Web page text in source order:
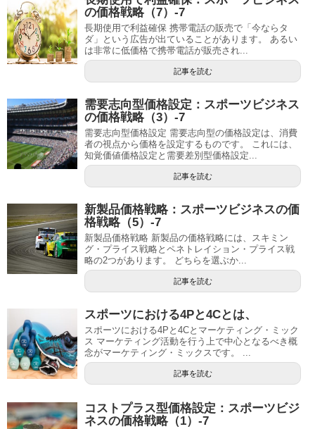
の価格戦略（7）-7
長期使用で利益確保 携帯電話の販売で「今ならタ
ダ」という広告が出ていることがあります。 あるい
は非常に低価格で携帯電話が販売され...
記事を読む
需要志向型価格設定：スポーツビジネス
の価格戦略（3）-7
需要志向型価格設定 需要志向型の価格設定は、消費
者の視点から価格を設定するものです。 これには、
知覚価値価格設定と需要差別型価格設定...
記事を読む
新製品価格戦略：スポーツビジネスの価
格戦略（5）-7
新製品価格戦略 新製品の価格戦略には、スキミン
グ・プライス戦略とペネトレイション・プライス戦
略の2つがあります。 どちらを選ぶか...
記事を読む
スポーツにおける4Pと4Cとは、
スポーツにおける4Pと4Cとマーケティング・ミック
ス マーケティング活動を行う上で中心となるべき概
念がマーケティング・ミックスです。 ...
記事を読む
コストプラス型価格設定：スポーツビジ
ネスの価格戦略（1）-7